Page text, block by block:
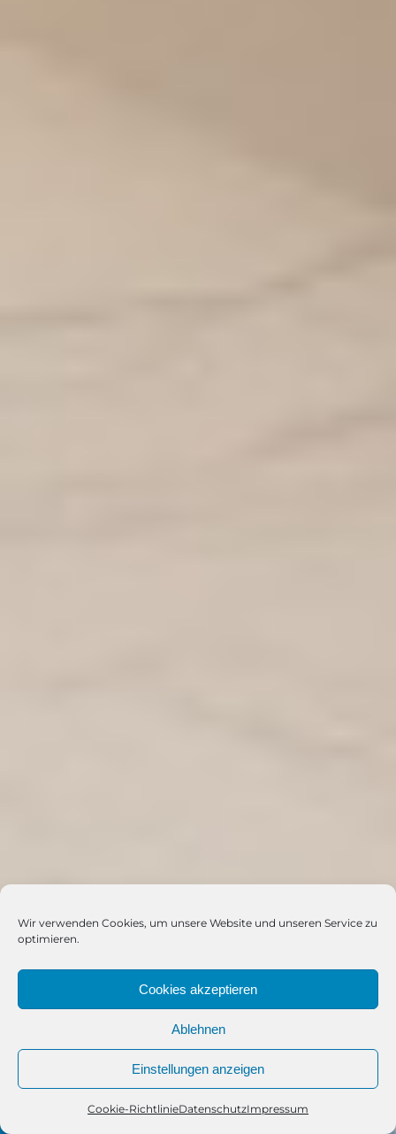
Wir verwenden Cookies, um unsere Website und unseren Service zu
optimieren.
Cookies akzeptieren
Ablehnen
Einstellungen anzeigen
Cookie-RichtlinieDatenschutzImpressum
Telefon Kontakt WhatsApp